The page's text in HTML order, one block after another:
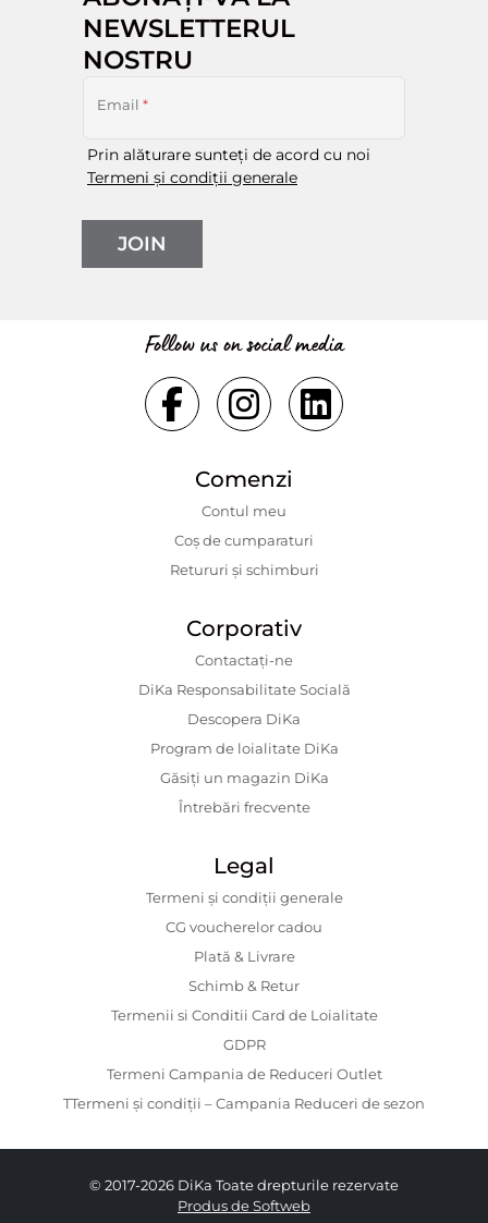
NEWSLETTERUL
NOSTRU
Email *
Prin alăturare sunteți de acord cu noi
Termeni și condiții generale
JOIN
Follow us on social media
Comenzi
Contul meu
Coș de cumparaturi
Retururi și schimburi
Corporativ
Contactaţi-ne
DiKa Responsabilitate Socială
Descopera DiKa
Program de loialitate DiKa
Găsiți un magazin DiKa
Întrebări frecvente
Legal
Termeni și condiții generale
CG voucherelor cadou
Plată & Livrare
Schimb & Retur
Termenii si Conditii Card de Loialitate
GDPR
Termeni Campania de Reduceri Outlet
TTermeni și condiții – Campania Reduceri de sezon
© 2017-2026 DiKa Toate drepturile rezervate
Produs de Softweb